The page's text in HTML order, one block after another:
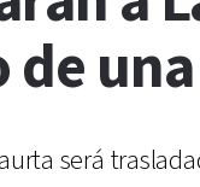
de
será